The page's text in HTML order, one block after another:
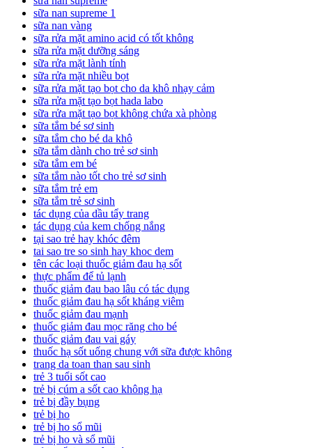
sữa nan supreme 1
sữa nan vàng
sữa rửa mặt amino acid có tốt không
sữa rửa mặt dưỡng sáng
sữa rửa mặt lành tính
sữa rửa mặt nhiều bọt
sữa rửa mặt tạo bọt cho da khô nhạy cảm
sữa rửa mặt tạo bọt hada labo
sữa rửa mặt tạo bọt không chứa xà phòng
sữa tắm bé sơ sinh
sữa tắm cho bé da khô
sữa tắm dành cho trẻ sơ sinh
sữa tắm em bé
sữa tắm nào tốt cho trẻ sơ sinh
sữa tắm trẻ em
sữa tắm trẻ sơ sinh
tác dụng của dầu tẩy trang
tác dụng của kem chống nắng
tại sao trẻ hay khóc đêm
tai sao tre so sinh hay khoc dem
tên các loại thuốc giảm đau hạ sốt
thực phẩm để tủ lạnh
thuốc giảm đau bao lâu có tác dụng
thuốc giảm đau hạ sốt kháng viêm
thuốc giảm đau mạnh
thuốc giảm đau mọc răng cho bé
thuốc giảm đau vai gáy
thuốc hạ sốt uống chung với sữa được không
trang da toan than sau sinh
trẻ 3 tuổi sốt cao
trẻ bị cúm a sốt cao không hạ
trẻ bị đầy bụng
trẻ bị ho
trẻ bị ho sổ mũi
trẻ bị ho và sổ mũi